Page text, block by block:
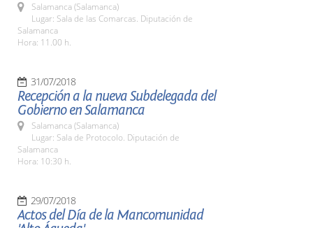
Salamanca (Salamanca)
Lugar: Sala de las Comarcas. Diputación de
Salamanca
Hora: 11.00 h.
31/07/2018
Recepción a la nueva Subdelegada del
Gobierno en Salamanca
Salamanca (Salamanca)
Lugar: Sala de Protocolo. Diputación de
Salamanca
Hora: 10:30 h.
29/07/2018
Actos del Día de la Mancomunidad